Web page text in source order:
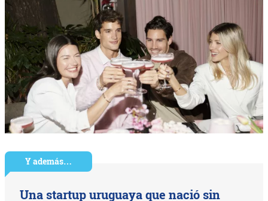
Y además…
Una startup uruguaya que nació sin